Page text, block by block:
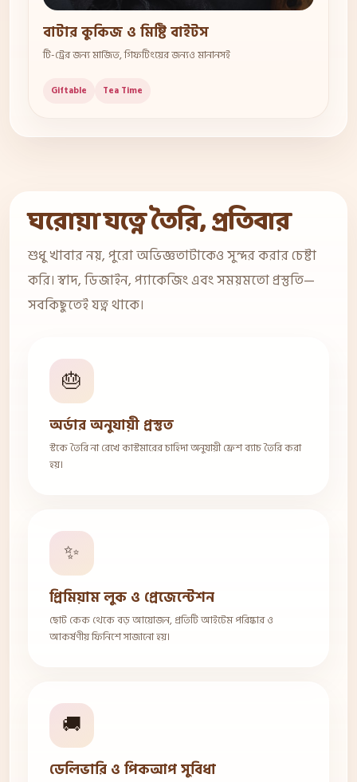
বাটার কুকিজ ও মিষ্টি বাইটস
টি-ট্রের জন্য মার্জিত, গিফটিংয়ের জন্যও মানানসই
Giftable Tea Time
ঘরোয়া যত্নে তৈরি, প্রতিবার
শুধু খাবার নয়, পুরো অভিজ্ঞতাটাকেও সুন্দর করার চেষ্টা
করি। স্বাদ, ডিজাইন, প্যাকেজিং এবং সময়মতো প্রস্তুতি—
সবকিছুতেই যত্ন থাকে।
🎂
অর্ডার অনুযায়ী প্রস্তুত
স্টকে তৈরি না রেখে কাস্টমারের চাহিদা অনুযায়ী ফ্রেশ ব্যাচ তৈরি করা
হয়।
✨
প্রিমিয়াম লুক ও প্রেজেন্টেশন
ছোট কেক থেকে বড় আয়োজন, প্রতিটি আইটেম পরিষ্কার ও
আকর্ষণীয় ফিনিশে সাজানো হয়।
🚚
ডেলিভারি ও পিকআপ সুবিধা